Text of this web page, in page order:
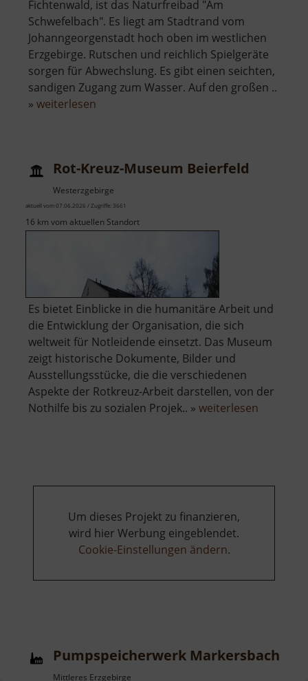
Fichtenwald, ist das Naturfreibad "Am
Schwefelbach". Es liegt am Stadtrand vom
Johanngeorgenstadt hoch oben im westlichen
Erzgebirge. Rutschen und reichlich Spielgeräte
sorgen für Abwechslung. Es gibt einen seichten,
sandigen Zugang zum Wasser. Auf den großen ..
» weiterlesen
Rot-Kreuz-Museum Beierfeld
Westerzgebirge
aktuell vom 07.06.2026 / Zugriffe: 3661
16 km vom aktuellen Standort
Es bietet Einblicke in die humanitäre Arbeit und
die Entwicklung der Organisation, die sich
weltweit für Notleidende einsetzt. Das Museum
zeigt historische Dokumente, Bilder und
Ausstellungsstücke, die die verschiedenen
Aspekte der Rotkreuz-Arbeit darstellen, von der
Nothilfe bis zu sozialen Projek.. » weiterlesen
Um dieses Projekt zu finanzieren,
wird hier Werbung eingeblendet.
Cookie-Einstellungen ändern.
Pumpspeicherwerk Markersbach
Mittleres Erzgebirge